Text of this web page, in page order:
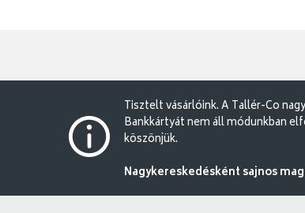
Tisztelt vásárlóink. A Tallér-Co
Bankkártyát nem áll módunkban
köszönjük.
Nagykereskedésként sajnos